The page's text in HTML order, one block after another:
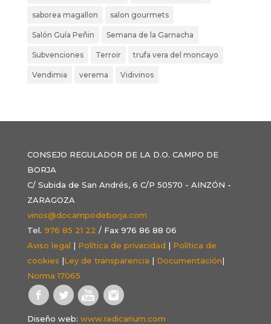
saborea magallon salon gourmets
Salón Guía Peñin Semana de la Garnacha
Subvenciones Terroir trufa vera del moncayo
Vendimia verema Vidivinos
CONSEJO REGULADOR DE LA D.O. CAMPO DE
BORJA
C/ Subida de San Andrés, 6 C/P 50570 - AINZÓN -
ZARAGOZA
vinos@docampodeborja.com
Tel. 976 85 21 22 / Fax 976 86 88 06
Aviso legal | Política de privacidad | Política de
cookies |Ley de transparencia | Documentación|
Norma 17065
Diseño web: www.radicarium.com